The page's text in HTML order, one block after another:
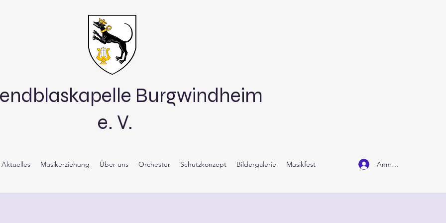
Burgwindheim
e. V.
Aktuelles Musikerziehung Über uns Orchester Schutzkonzept Bildergalerie Musikfest Anmelden